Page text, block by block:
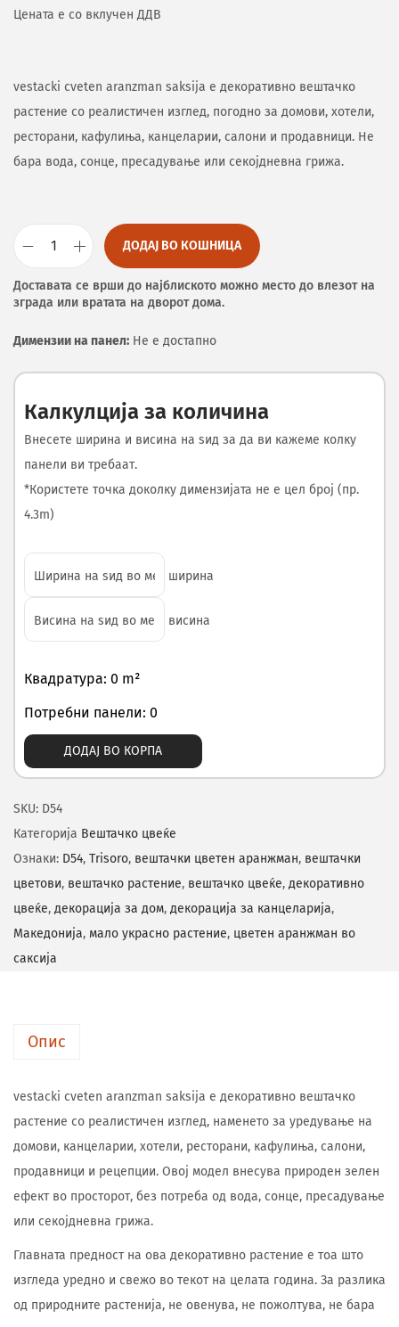
Цената е со вклучен ДДВ
vestacki cveten aranzman saksija е декоративно вештачко
растение со реалистичен изглед, погодно за домови, хотели,
ресторани, кафулиња, канцеларии, салони и продавници. Не
бара вода, сонце, пресадување или секојдневна грижа.
ДОДАЈ ВО КОШНИЦА
Доставата се врши до најблиското можно место до влезот на
зграда или вратата на дворот дома.
Димензии на панел: Не е достапно
Калкулција за количина
Внесете ширина и висина на ѕид за да ви кажеме колку
панели ви требаат.
*Користете точка доколку димензијата не е цел број (пр.
4.3m)
ширина
висина
Квадратура: 0 m²
Потребни панели: 0
ДОДАЈ ВО КОРПА
SKU: D54
Категорија Вештачко цвеќе
Ознаки: D54, Trisoro, вештачки цветен аранжман, вештачки
цветови, вештачко растение, вештачко цвеќе, декоративно
цвеќе, декорација за дом, декорација за канцеларија,
Македонија, мало украсно растение, цветен аранжман во
саксија
Опис
vestacki cveten aranzman saksija е декоративно вештачко
растение со реалистичен изглед, наменето за уредување на
домови, канцеларии, хотели, ресторани, кафулиња, салони,
продавници и рецепции. Овој модел внесува природен зелен
ефект во просторот, без потреба од вода, сонце, пресадување
или секојдневна грижа.
Главната предност на ова декоративно растение е тоа што
изгледа уредно и свежо во текот на целата година. За разлика
од природните растенија, не овенува, не пожолтува, не бара